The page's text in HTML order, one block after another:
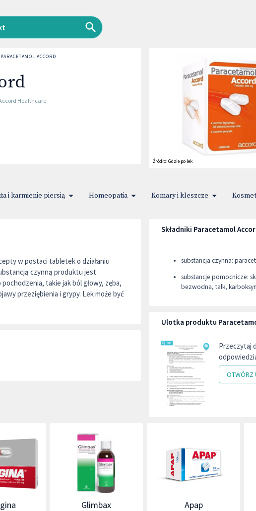
PARACETAMOL ACCORD
Healthcare
Źródło:Gdzie po lek
i karmienie piersią Homeopatia Komary i kleszcze
w postaci tabletek o działaniu
czynną produktu jest
takie jak ból głowy, zęba,
przeziębienia i grypy. Lek może być
Składniki Paracetamol
substancja czynna:
substancje pomocnicze:
bezwodna, talk,
Ulotka produktu
Przeczytaj
OTWÓRZ
Glimbax Apap